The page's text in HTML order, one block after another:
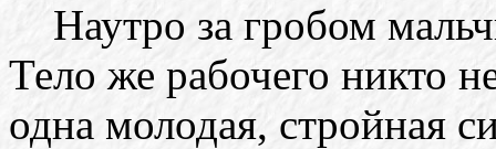
Наутро за гробом
Тело же рабочего никто
одна молодая, стройная